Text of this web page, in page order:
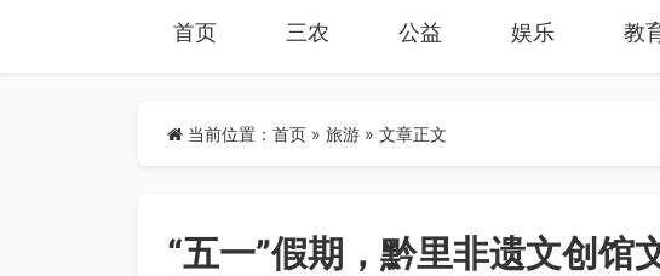
首页 三农 公益 娱乐 教
当前位置： 首页 » 旅游 » 文章正文
“五一”假期，黔里非遗文创馆